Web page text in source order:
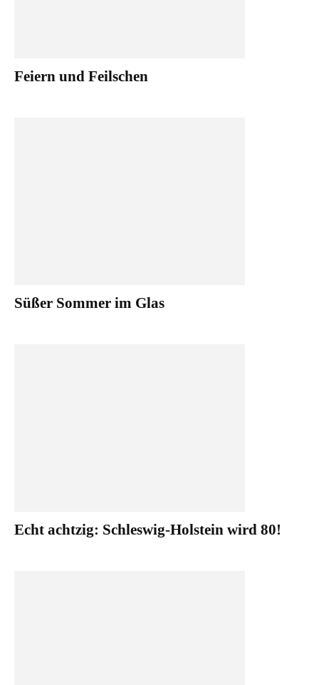
Feiern und Feilschen
Süßer Sommer im Glas
Echt achtzig: Schleswig-Holstein wird 80!